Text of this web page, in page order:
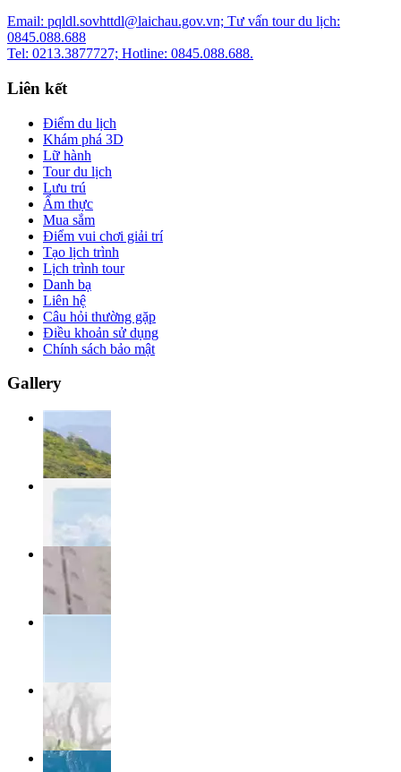
Email: pqldl.sovhttdl@laichau.gov.vn; Tư vấn tour du lịch:
0845.088.688
Tel: 0213.3877727; Hotline: 0845.088.688.
Liên kết
Điểm du lịch
Khám phá 3D
Lữ hành
Tour du lịch
Lưu trú
Ẩm thực
Mua sắm
Điểm vui chơi giải trí
Tạo lịch trình
Lịch trình tour
Danh bạ
Liên hệ
Câu hỏi thường gặp
Điều khoản sử dụng
Chính sách bảo mật
Gallery